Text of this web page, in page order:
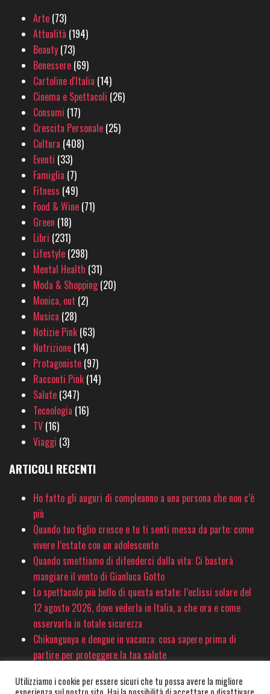
Arte (73)
Attualità (194)
Beauty (73)
Benessere (69)
Cartoline d'Italia (14)
Cinema e Spettacoli (26)
Consumi (17)
Crescita Personale (25)
Cultura (408)
Eventi (33)
Famiglia (7)
Fitness (49)
Food & Wine (71)
Green (18)
Libri (231)
Lifestyle (298)
Mental Health (31)
Moda & Shopping(20)
Monica, out (2)
Musica (28)
Notizie Pink (63)
Nutrizione (14)
Protagoniste (97)
Racconti Pink (14)
Salute (347)
Tecnologia (16)
TV (16)
Viaggi (3)
ARTICOLI RECENTI
Ho fatto gli auguri di compleanno a una persona che non c’è
più
Quando tuo figlio cresce e tu ti senti messa da parte: come
vivere l’estate con un adolescente
Quando smettiamo di difenderci dalla vita: Ci basterà
mangiare il vento di Gianluca Gotto
Lo spettacolo più bello di questa estate: l’eclissi solare del
12 agosto 2026, dove vederla in Italia, a che ora e come
osservarla in totale sicurezza
Chikungunya e dengue in vacanza: cosa sapere prima di
partire per proteggere la tua salute
Utilizziamo i cookie per essere sicuri che tu possa avere la migliore